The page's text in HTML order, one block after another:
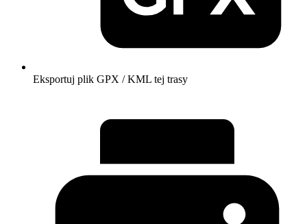
Eksportuj plik GPX / KML tej trasy